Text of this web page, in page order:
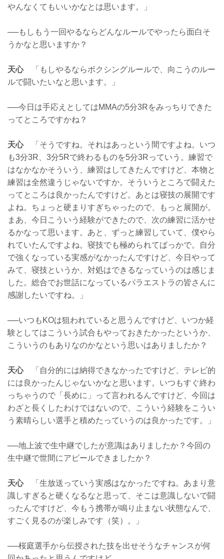
やんなくてもいいかなとは思います。」
──もしもう一回やるならどんなルールでやったら面白そ
うかなと思いますか？
天心「もしやるならボクシングルールで、向こうのルー
ルで闘いたいなと思います。」
──今日は手応えとしてはMMAの5分3Rをみっちりできた
ってところですかね？
天心「そうですね。それはあっという間ですよね。いつ
も3分3R、3分5Rで終わるものを5分3Rっていう。練習で
はなかなかそういう、練習はしてきたんですけど、本物と
練習は全然違うじゃないですか。そういうところで闘えた
ってところは良かったんですけど。あとは寝技の展開です
よね。ちょっと硬まりすぎちゃったので、もっと展開が。
まあ、今日こういう経験ができたので、次の練習に活かせ
るかなって思います。あと、ずっと練習していて、僕やら
れていたんですよね。寝技でも極められてばっかで。自分
で強くなっている実感がなかったんですけど、今日やって
みて、寝技というか、対処はできるなっていうのは感じま
した。総合でお世話になっているパラエストラの皆さんに
感謝したいですね。」
──いつもKOは狙われていると思うんですけど、いつか経
験としてはこういう試合もやっておきたかったというか、
こういうのもありなのかなという思いはありましたか？
天心「自分的には納得できなかったですけど、テレビ的
には良かったんじゃないかなと思います。いつもすぐ終わ
っちゃうので「長めに」って言われるんですけど、今回は
わざと長くしたわけではないので、こういう経験をこうい
う素晴らしい選手と積めたっていうのは良かったです。」
──地上波で生中継でしたが意識はありましたか？今回の
生中継で世間にアピールできましたか？
天心「生放送っていう実感はなかったですね。あまり意
識しすぎると硬くなるなと思って、そこは意識しないで闘
ったんですけど、今もう携帯が鳴り止まない状態なんで、
すごく見るのが楽しみです（笑）。」
──桜庭選手から伝授された技を出せそうなチャンスが何